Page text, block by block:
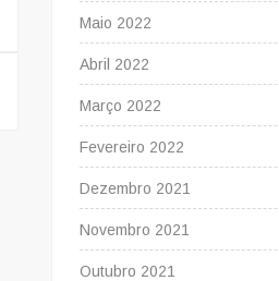
Maio 2022
Abril 2022
Março 2022
Fevereiro 2022
Dezembro 2021
Novembro 2021
Outubro 2021